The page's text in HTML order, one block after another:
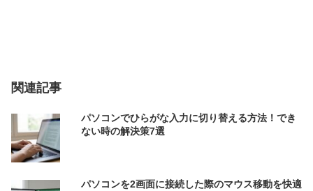
関連記事
パソコンでひらがな入力に切り替える方法！でき
ない時の解決策7選
パソコンを2画面に接続した際のマウス移動を快適